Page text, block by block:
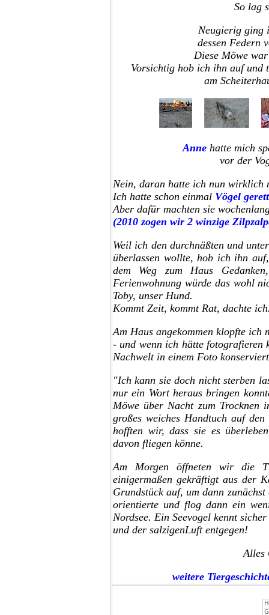
So lag
Neugierig ging
dessen Federn
Diese Möwe
Vorsichtig hob ich ihn auf und
am
Anne hatte mich
vor der
Nein, daran hatte ich nun wirklich
Ich hatte schon einmal Vögel
Aber dafür machten sie
(2010 zogen wir 2 winzige
Weil ich den durchnäßten und
überlassen wollte, hob ich ihn
dem Weg zum Haus
Ferienwohnung würde das wohl
Toby, unser Hund.
Kommt Zeit, kommt Rat, dachte
Am Haus angekommen klopfte
- und wenn ich hätte fotografieren
Nachwelt in einem Foto
"Ich kann sie doch nicht sterben
nur ein Wort heraus bringen
Möwe über Nacht zum
großes weiches Handtuch auf
hofften wir, dass sie es
davon fliegen könne.
Am Morgen öffneten wir die
einigermaßen gekräftigt aus der
Grundstück auf, um dann
orientierte und flog dann ein
Nordsee. Ein Seevogel kennt
und der salzigenLuft entgegen!
Alles
weitere